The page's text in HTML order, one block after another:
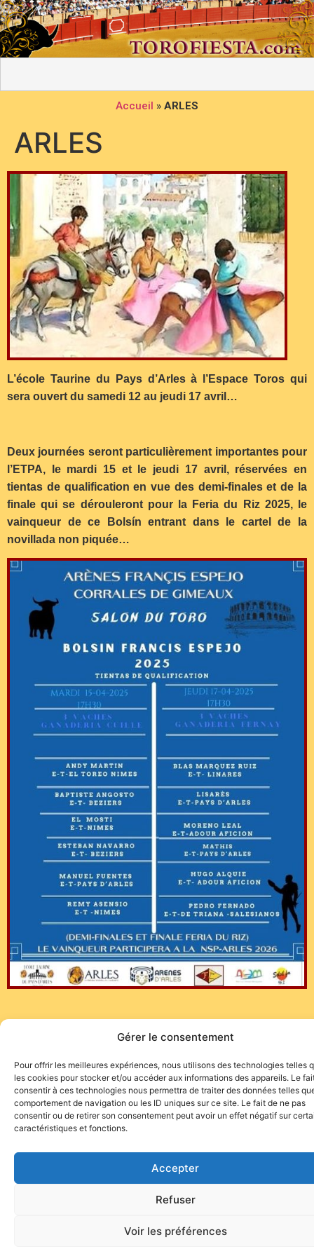
Gérer le consentement
Pour offrir les meilleures expériences, nous utilisons des technologies telles
les cookies pour stocker et/ou accéder aux informations des appareils. Le
consentir à ces technologies nous permettra de traiter des données telles
comportement de navigation ou les ID uniques sur ce site. Le fait de ne pas
consentir ou de retirer son consentement peut avoir un effet négatif sur
caractéristiques et fonctions.
Accepter
Refuser
Voir les préférences
Accueil » ARLES
ARLES
L’école Taurine du Pays d’Arles à l’Espace Toros qui
sera ouvert du samedi 12 au jeudi 17 avril…
Deux journées seront particulièrement importantes pour
l’ETPA, le mardi 15 et le jeudi 17 avril, réservées en
tientas de qualification en vue des demi-finales et de la
finale qui se dérouleront pour la Feria du Riz 2025, le
vainqueur de ce Bolsín entrant dans le cartel de la
novillada non piquée…
toros-paques-2025.html